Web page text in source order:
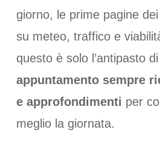
giorno, le prime pagine
su meteo, traffico e
questo è solo l’antipasto di
appuntamento sempre
e approfondimenti per
meglio la giornata.